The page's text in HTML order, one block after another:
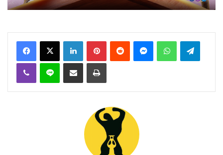
FacebookX Linkedin PinterestReddit MessengerWhatsAppTelegram
Viber Ligne Partager par email Imprimer